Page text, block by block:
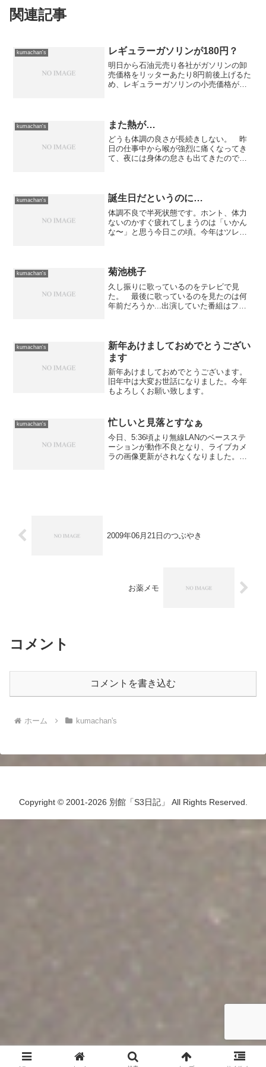
関連記事
kumachan's レギュラーガソリンが180円？
明日から石油元売り各社がガソリンの卸
売価格をリッターあたり8円前後上げるた
め、レギュラーガソリンの小売価格が遂
限りは8月以降も上昇...
kumachan's また熱が…
どうも体調の良さが長続きしない。 昨
日の仕事中から喉が強烈に痛くなってき
て、夜には身体の怠さも出てきたので薬
仕事だし、明後日は...
kumachan's 誕生日だというのに…
体調不良で半死状態です。ホント、体力
ないのかすぐ疲れてしまうのは「いかん
な〜」と思う今日この頃。今年はツレと
の身の振り方も考え...
kumachan's 菊池桃子
久し振りに歌っているのをテレビで見
た。 最後に歌っているのを見たのは何
年前だろうか...出演していた番組はフジ
は「渋谷で5時」ですね...
kumachan's
新年あけましておめでとうござい
ます
新年あけましておめでとうございます。
旧年中は大変お世話になりました。今年
もよろしくお願い致します。
kumachan's 忙しいと見落とすなぁ
今日、5:36頃より無線LANのベースステ
ーションが動作不良となり、ライブカメ
ラの画像更新がされなくなりました。
2009年06月21日のつぶやき
お薬メモ
コメント
コメントを書き込む
ホーム kumachan's
Copyright © 2001-2026 別館「S3日記」 All Rights Reserved.